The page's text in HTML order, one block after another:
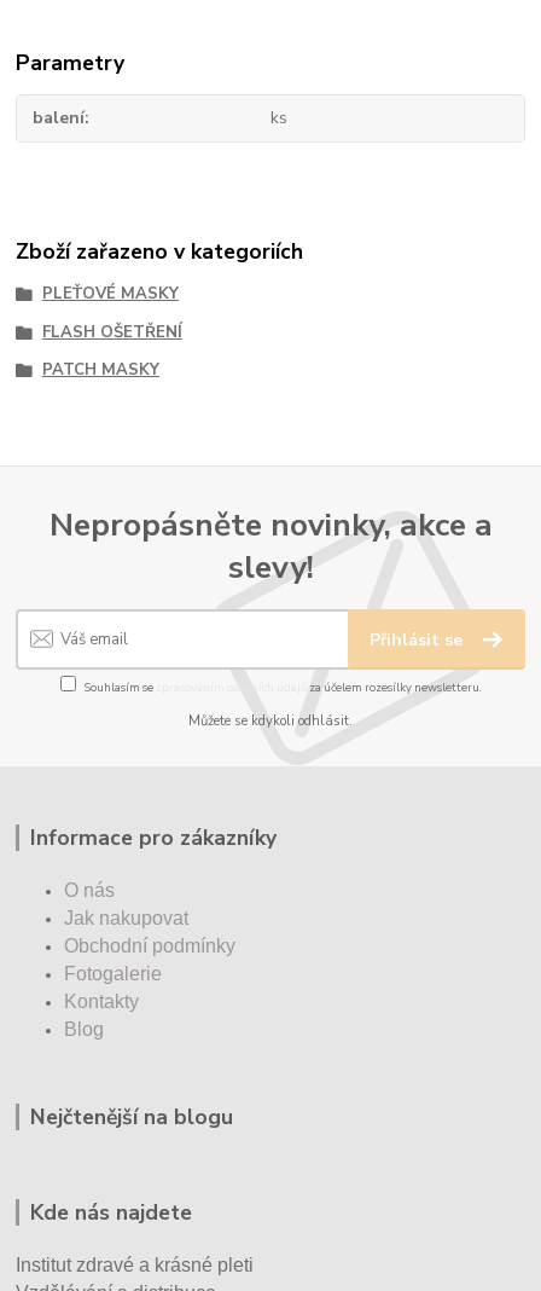
Parametry
balení ks
Zboží zařazeno v kategoriích
PLEŤOVÉ MASKY
FLASH OŠETŘENÍ
PATCH MASKY
Nepropásněte novinky, akce a
slevy!
Přihlásit se
Souhlasím se za účelem rozesílky newsletteru.
Můžete se kdykoli odhlásit.
Informace pro zákazníky
O nás
Jak nakupovat
Obchodní podmínky
Fotogalerie
Kontakty
Blog
Nejčtenější na blogu
Kde nás najdete
Institut zdravé a krásné pleti